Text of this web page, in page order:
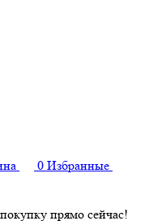
0 Избранные
прямо сейчас!